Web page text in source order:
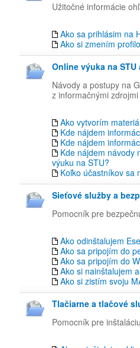
Užitočné informácie
Ako sa prihlásim na
Ako si zmením
Online výuka na
Návody a postupy na
z informačnými
Ako vytvorím
Kde nájdem
Kde nájdem
Kde nájdem návody
výuku na STU?
Koľko účastníkov sa
Sieťové služby a
Pomocník pre
Ako odinštalujem
Ako sa pripojím do
Ako sa pripojím do
Ako si nainštalujem
Ako si zistím svoju
Tlačiarne a tlačové
Pomocník pre